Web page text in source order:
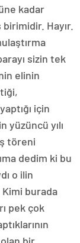
kadar
Hayır.
sizin tek
elinin
için
yüzüncü yılı
töreni
dedim ki bu
o ilin
Kimi burada
pek çok